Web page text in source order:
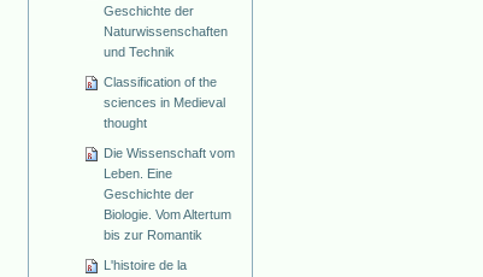
Geschichte der
Naturwissenschaften
und Technik
Classification of the
sciences in Medieval
thought
Die Wissenschaft vom
Leben. Eine
Geschichte der
Biologie. Vom Altertum
bis zur Romantik
L'histoire de la